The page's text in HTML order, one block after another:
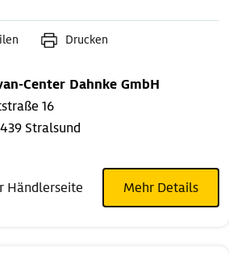
Drucken
Center Dahnke GmbH
16
Stralsund
Händlerseite Mehr Details